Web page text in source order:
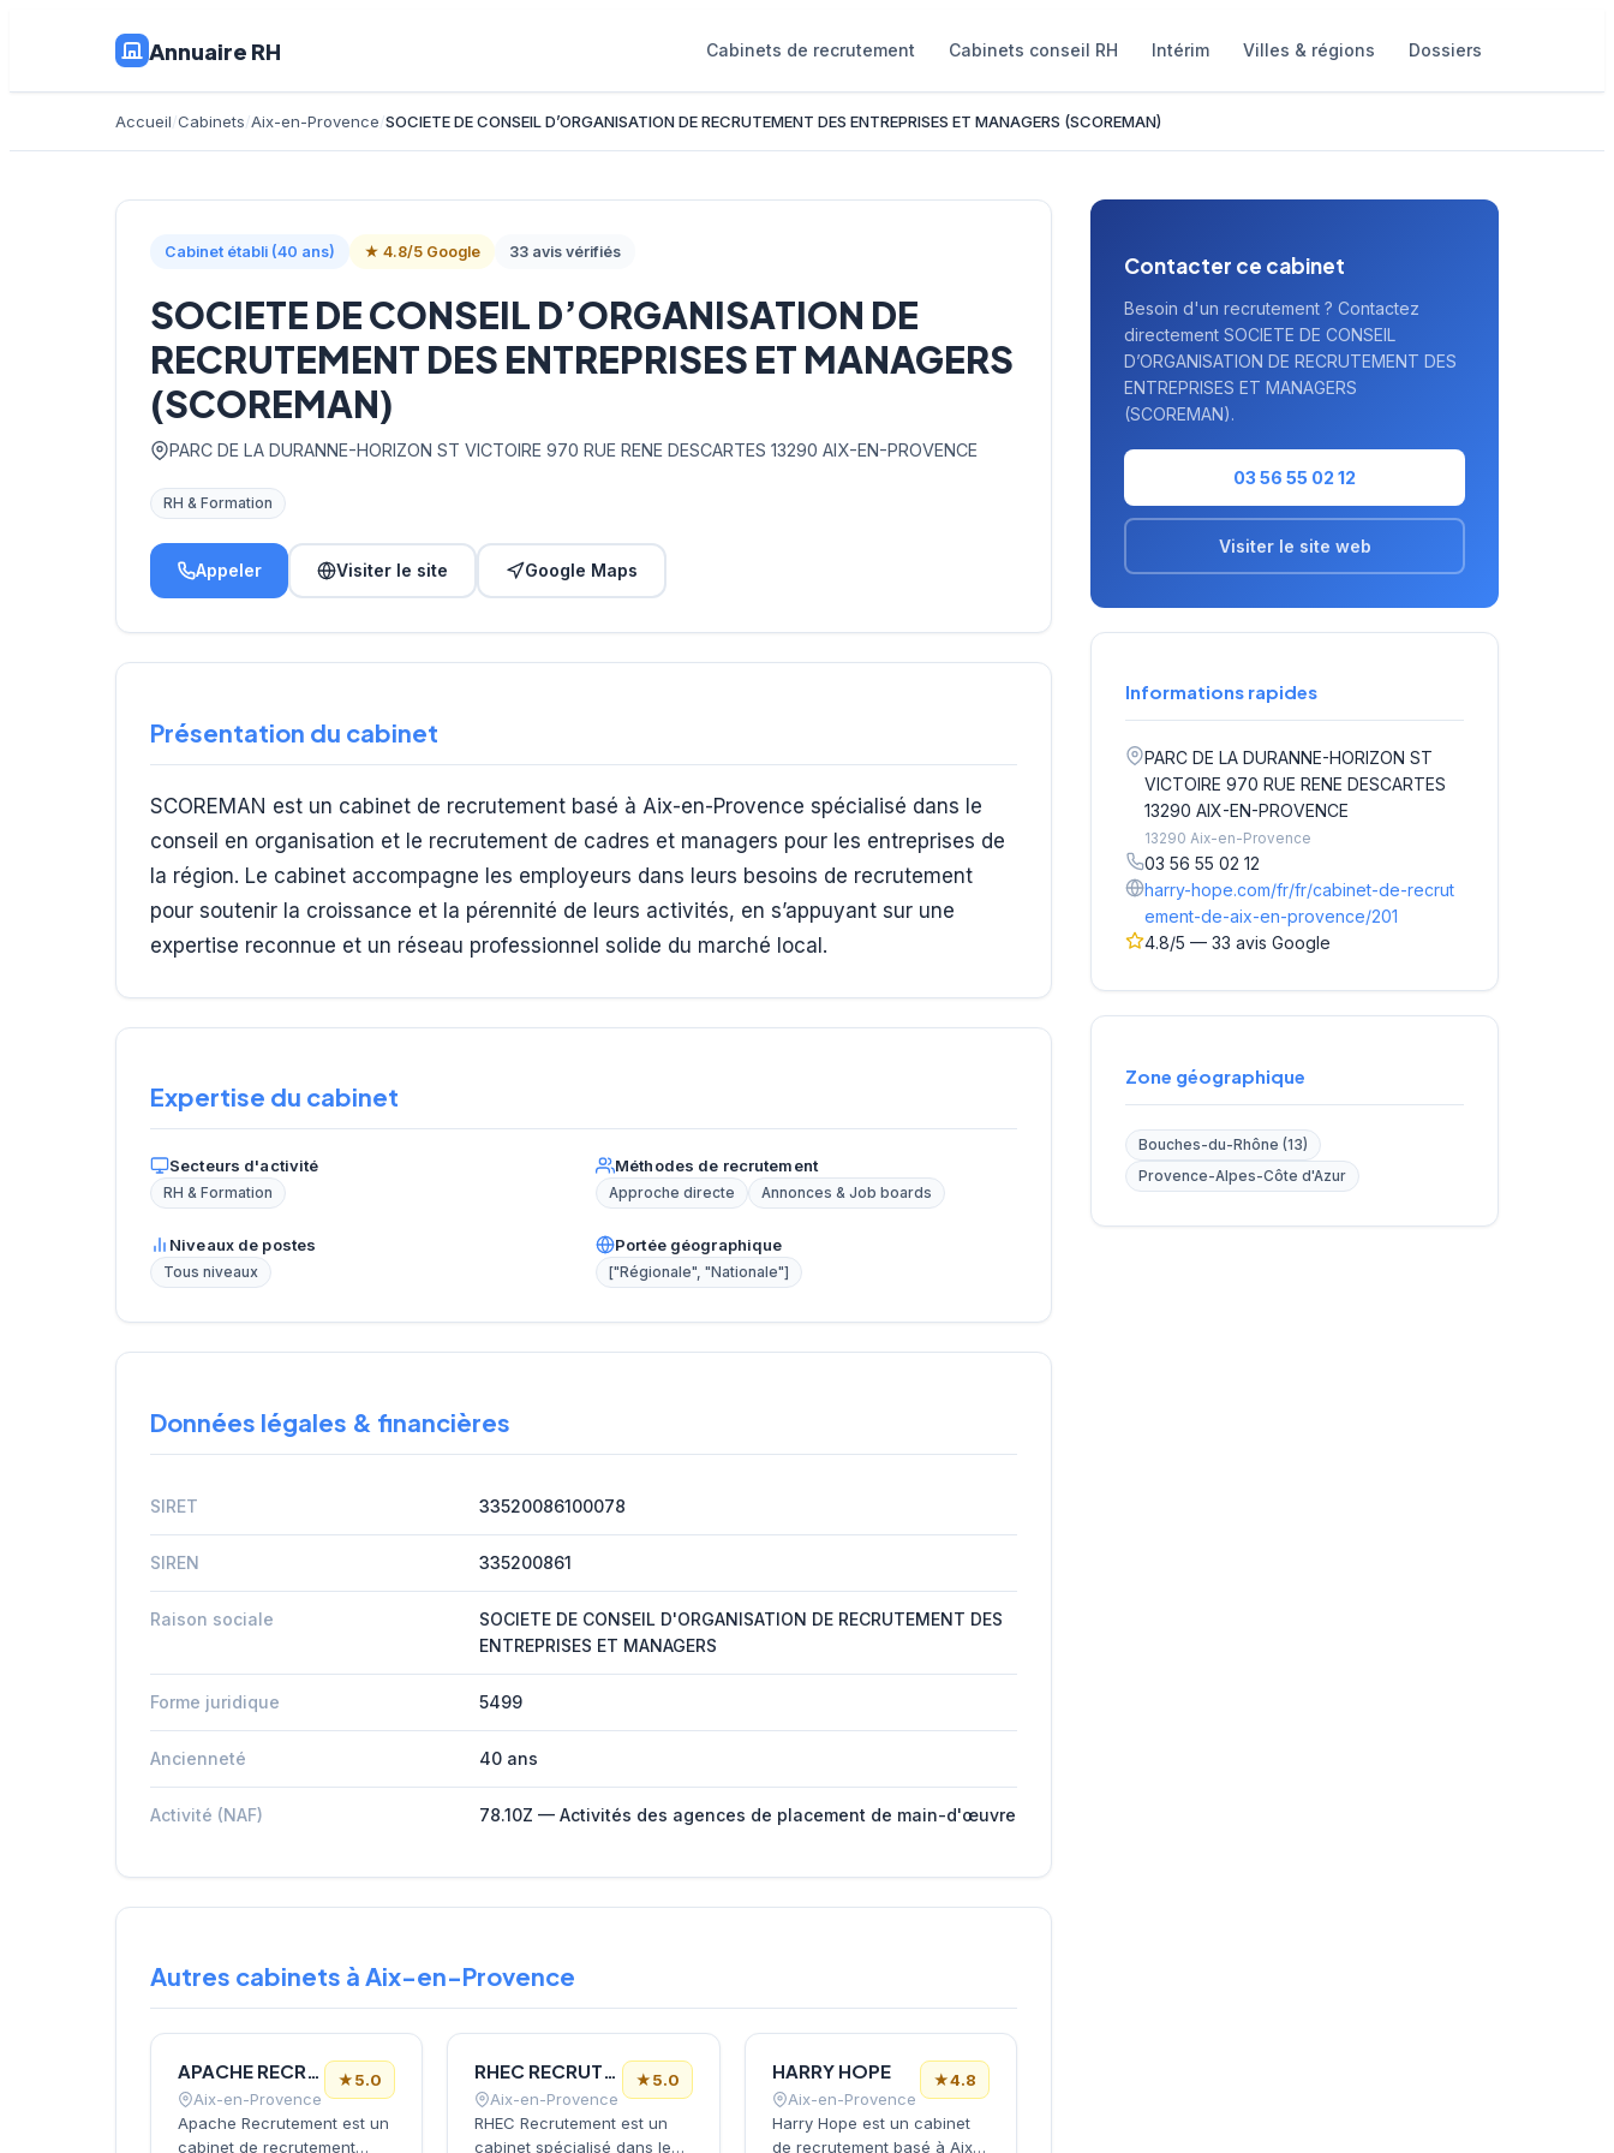
Annuaire RH Cabinets de recrutement Cabinets conseil RH Intérim Villes & régions Dossiers
Accueil Cabinets Aix-en-Provence SOCIETE DE CONSEIL D’ORGANISATION DE RECRUTEMENT DES ENTREPRISES ET MANAGERS (SCOREMAN)
Cabinet établi (40 ans) ★ 4.8/5 Google 33 avis vérifiés
SOCIETE DE CONSEIL D’ORGANISATION DE
RECRUTEMENT DES ENTREPRISES ET MANAGERS
(SCOREMAN)
PARC DE LA DURANNE-HORIZON ST VICTOIRE 970 RUE RENE DESCARTES 13290 AIX-EN-PROVENCE
RH & Formation
Appeler Visiter le site Google Maps
Présentation du cabinet
SCOREMAN est un cabinet de recrutement basé à Aix-en-Provence spécialisé dans le
conseil en organisation et le recrutement de cadres et managers pour les entreprises de
la région. Le cabinet accompagne les employeurs dans leurs besoins de recrutement
pour soutenir la croissance et la pérennité de leurs activités, en s’appuyant sur une
expertise reconnue et un réseau professionnel solide du marché local.
Expertise du cabinet
Secteurs d'activité
RH & Formation
Méthodes de recrutement
Approche directe Annonces & Job boards
Niveaux de postes
Tous niveaux
Portée géographique
["Régionale", "Nationale"]
Données légales & financières
SIRET 33520086100078
SIREN 335200861
Raison sociale
SOCIETE DE CONSEIL D'ORGANISATION DE RECRUTEMENT DES
ENTREPRISES ET MANAGERS
Forme juridique 5499
Ancienneté 40 ans
Activité (NAF) 78.10Z — Activités des agences de placement de main-d'œuvre
Autres cabinets à Aix-en-Provence
APACHE RECRUTEMENT
Aix-en-Provence
★5.0
Apache Recrutement est un
cabinet de recrutement
RHEC RECRUTEMENT (RHEC RECRUTEMENT) (RHEC)
Aix-en-Provence
★5.0
RHEC Recrutement est un
cabinet spécialisé dans le
HARRY HOPE
Aix-en-Provence
★4.8
Harry Hope est un cabinet
de recrutement basé à Aix-
Contacter ce cabinet
Besoin d'un recrutement ? Contactez
directement SOCIETE DE CONSEIL
D’ORGANISATION DE RECRUTEMENT DES
ENTREPRISES ET MANAGERS
(SCOREMAN).
03 56 55 02 12
Visiter le site web
Informations rapides
PARC DE LA DURANNE-HORIZON ST
VICTOIRE 970 RUE RENE DESCARTES
13290 AIX-EN-PROVENCE
13290 Aix-en-Provence
03 56 55 02 12
harry-hope.com/fr/fr/cabinet-de-recrut
ement-de-aix-en-provence/201
4.8/5 — 33 avis Google
Zone géographique
Bouches-du-Rhône (13)
Provence-Alpes-Côte d'Azur